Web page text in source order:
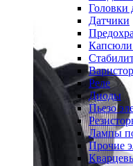
Головки
Датчики
Капсюли
Реле
Диоды
Пьезо
Лампы
Прочие